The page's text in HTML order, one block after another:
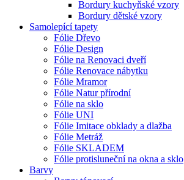
Bordury kuchyňské vzory
Bordury dětské vzory
Samolepící tapety
Fólie Dřevo
Fólie Design
Fólie na Renovaci dveří
Fólie Renovace nábytku
Fólie Mramor
Fólie Natur přírodní
Fólie na sklo
Fólie UNI
Fólie Imitace obklady a dlažba
Fólie Metráž
Fólie SKLADEM
Fólie protisluneční na okna a sklo
Barvy